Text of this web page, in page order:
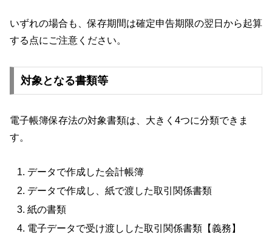
いずれの場合も、保存期間は確定申告期限の翌日から起算
する点にご注意ください。
対象となる書類等
電子帳簿保存法の対象書類は、大きく4つに分類できま
す。
データで作成した会計帳簿
データで作成し、紙で渡した取引関係書類
紙の書類
電子データで受け渡しした取引関係書類【義務】